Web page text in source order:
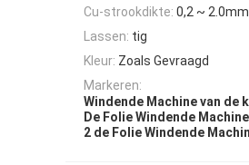
Cu-strookdikte: 0,2 ~ 2.0mm
Lassen: tig
Kleur: Zoals Gevraagd
Markeren:
Windende Machine van de
De Folie Windende
2 de Folie Windende